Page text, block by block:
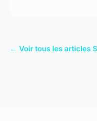
← Voir tous les articles